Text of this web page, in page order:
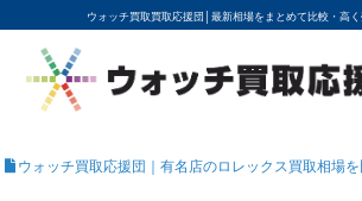
ウォッチ買取買取応援団│ 最新相場をまとめて比較・高
YouTubeで動画を公開中
ROLEXモデル名から買取相場を調べる
高級時計ブランド名から買取相場を調
地域から買取店を探す
店舗名から買取店を探す
ブランド時計を高く売る方法
買取査定を依頼する
ウォッチ買取応援団｜有名店のロレックス買取相場